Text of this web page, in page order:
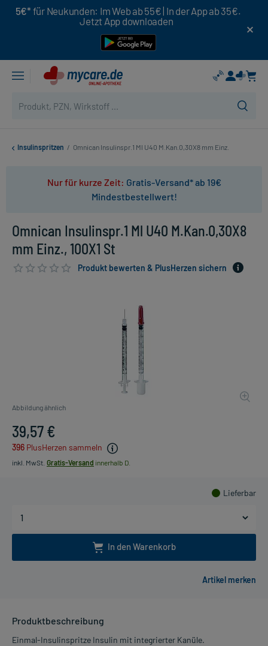
5€* für Neukunden: Im Web ab 55€ | In der App ab 35€.
Jetzt App downloaden
Insulinspritzen / Omnican Insulinspr.1 Ml U40 M.Kan.0,30X8 mm Einz.
Nur für kurze Zeit: Gratis-Versand* ab 19€
Mindestbestellwert!
Omnican Insulinspr.1 Ml U40 M.Kan.0,30X8
mm Einz., 100X1 St
Produkt bewerten & PlusHerzen sichern
Abbildung ähnlich
39,57 €
396 PlusHerzen sammeln
inkl. MwSt. Gratis-Versand innerhalb D.
Lieferbar
In den Warenkorb
Produktbeschreibung
Einmal-Insulinspritze Insulin mit integrierter Kanüle.